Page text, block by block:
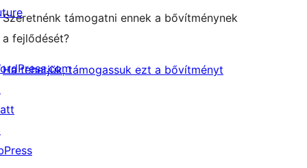
Szeretnénk támogatni ennek a bővítménynek
a fejlődését?
Ha tehetjük, támogassuk ezt a bővítményt